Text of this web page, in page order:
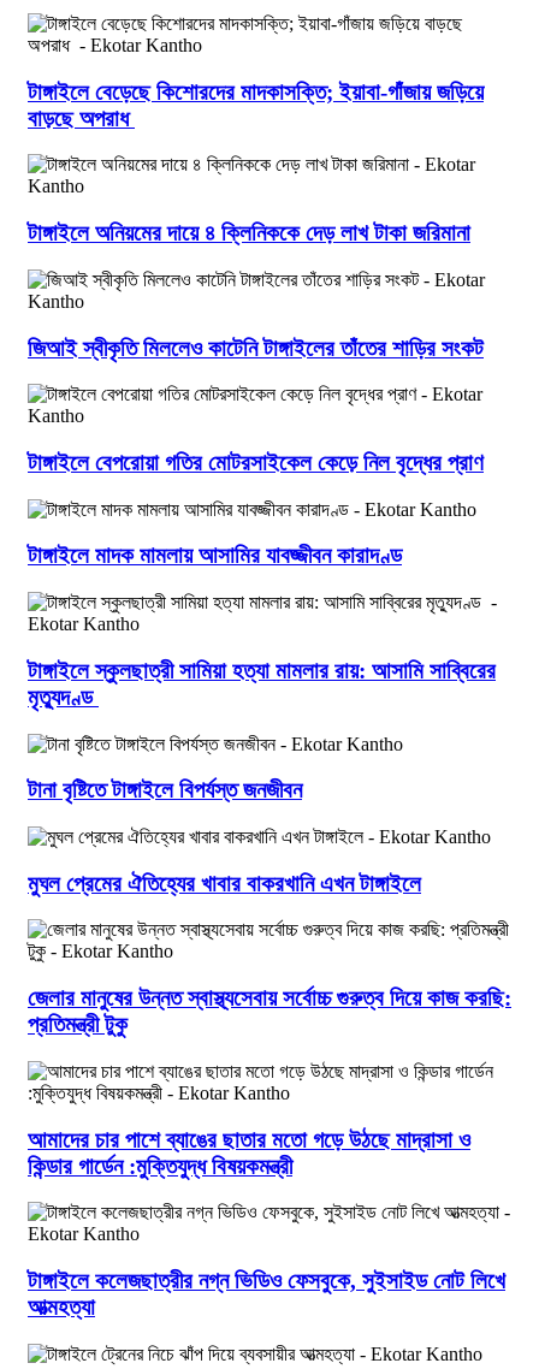
টাঙ্গাইলে বেড়েছে কিশোরদের মাদকাসক্তি; ইয়াবা-গাঁজায় জড়িয়ে
বাড়ছে অপরাধ
টাঙ্গাইলে অনিয়মের দায়ে ৪ ক্লিনিককে দেড় লাখ টাকা জরিমানা
জিআই স্বীকৃতি মিললেও কাটেনি টাঙ্গাইলের তাঁতের শাড়ির সংকট
টাঙ্গাইলে বেপরোয়া গতির মোটরসাইকেল কেড়ে নিল বৃদ্ধের প্রাণ
টাঙ্গাইলে মাদক মামলায় আসামির যাবজ্জীবন কারাদণ্ড
টাঙ্গাইলে স্কুলছাত্রী সামিয়া হত্যা মামলার রায়: আসামি সাব্বিরের
মৃত্যুদণ্ড
টানা বৃষ্টিতে টাঙ্গাইলে বিপর্যস্ত জনজীবন
মুঘল প্রেমের ঐতিহ্যের খাবার বাকরখানি এখন টাঙ্গাইলে
জেলার মানুষের উন্নত স্বাস্থ্যসেবায় সর্বোচ্চ গুরুত্ব দিয়ে কাজ করছি:
প্রতিমন্ত্রী টুকু
আমাদের চার পাশে ব্যাঙের ছাতার মতো গড়ে উঠছে মাদ্রাসা ও
কিন্ডার গার্ডেন :মুক্তিযুদ্ধ বিষয়কমন্ত্রী
টাঙ্গাইলে কলেজছাত্রীর নগ্ন ভিডিও ফেসবুকে, সুইসাইড নোট লিখে
আত্মহত্যা